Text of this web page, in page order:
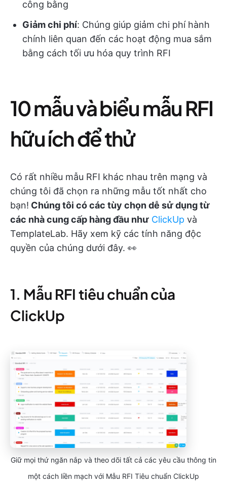
công bằng
Giảm chi phí: Chúng giúp giảm chi phí hành
chính liên quan đến các hoạt động mua sắm
bằng cách tối ưu hóa quy trình RFI
10 mẫu và biểu mẫu RFI
hữu ích để thử
Có rất nhiều mẫu RFI khác nhau trên mạng và
chúng tôi đã chọn ra những mẫu tốt nhất cho
bạn! Chúng tôi có các tùy chọn dễ sử dụng từ
các nhà cung cấp hàng đầu như ClickUp và
TemplateLab. Hãy xem kỹ các tính năng độc
quyền của chúng dưới đây. 👀
1. Mẫu RFI tiêu chuẩn của
ClickUp
Giữ mọi thứ ngăn nắp và theo dõi tất cả các yêu cầu thông tin
một cách liền mạch với Mẫu RFI Tiêu chuẩn ClickUp